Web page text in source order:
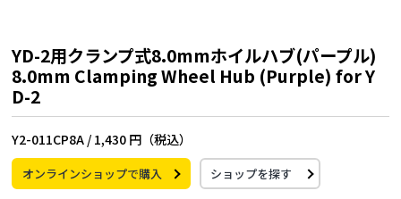
YD-2用クランプ式8.0mmホイルハブ(パープル)
8.0mm Clamping Wheel Hub (Purple) for Y
D-2
Y2-011CP8A / 1,430 円（税込）
オンラインショップで購入 ショップを探す